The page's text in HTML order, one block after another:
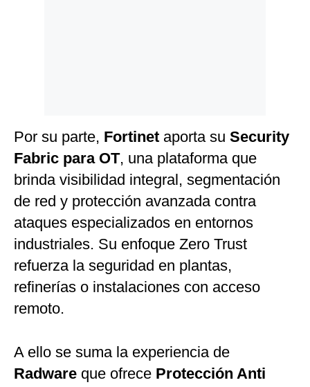
Por su parte, Fortinet aporta su Security
Fabric para OT, una plataforma que
brinda visibilidad integral, segmentación
de red y protección avanzada contra
ataques especializados en entornos
industriales. Su enfoque Zero Trust
refuerza la seguridad en plantas,
refinerías o instalaciones con acceso
remoto.
A ello se suma la experiencia de
Radware que ofrece Protección Anti